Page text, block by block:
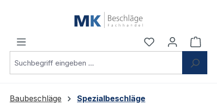
Du hast 0
Baubeschläge Spezialbeschläge